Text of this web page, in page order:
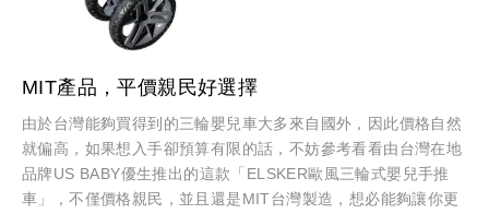
MIT產品，平價親民好選擇
由於台灣能夠買得到的三輪嬰兒車大多來自國外，因此價格自然
就偏高，如果想入手卻預算有限的話，不妨參考看看由台灣在地
品牌US BABY優生推出的這款「ELSKER歐風三輪式嬰兒手推
車」，不僅價格親民，並且還是MIT台灣製造，想必能夠讓你更